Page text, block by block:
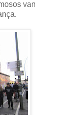
van